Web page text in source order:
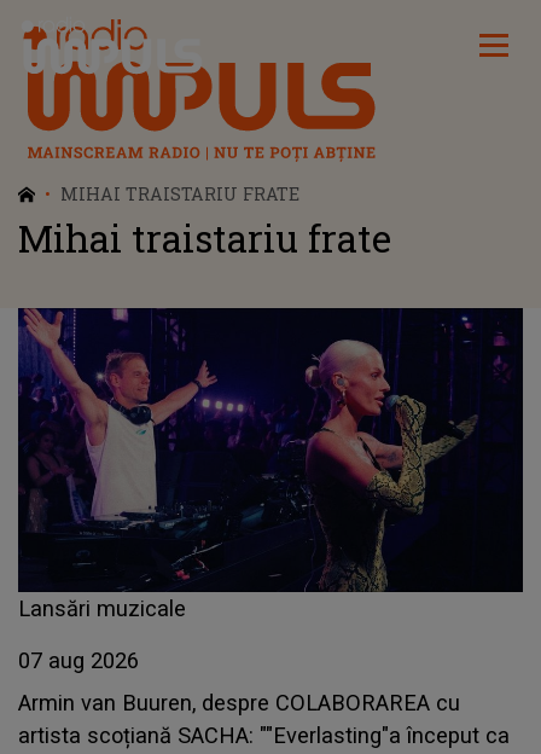
Radio Impuls
MIHAI TRAISTARIU FRATE
Mihai traistariu frate
Lansări muzicale
07 aug 2026
Armin van Buuren, despre COLABORAREA cu
artista scoțiană SACHA: ""Everlasting"a început ca